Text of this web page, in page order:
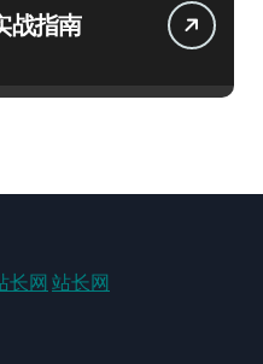
战指南
长网 站长网